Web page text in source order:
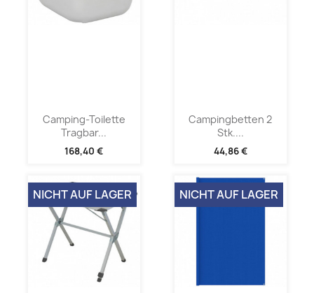
Camping-Toilette
Tragbar...
168,40 €
Campingbetten 2
Stk....
44,86 €
NICHT AUF LAGER NICHT AUF LAGER